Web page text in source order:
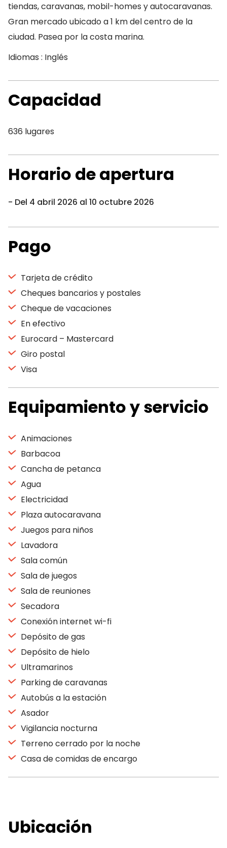
tiendas, caravanas, mobil-homes y autocaravanas.
Gran mercado ubicado a 1 km del centro de la
ciudad. Pasea por la costa marina.
Idiomas : Inglés
Capacidad
636 lugares
Horario de apertura
Del 4 abril 2026 al 10 octubre 2026
Pago
Tarjeta de crédito
Cheques bancarios y postales
Cheque de vacaciones
En efectivo
Eurocard – Mastercard
Giro postal
Visa
Equipamiento y servicio
Animaciones
Barbacoa
Cancha de petanca
Agua
Electricidad
Plaza autocaravana
Juegos para niños
Lavadora
Sala común
Sala de juegos
Sala de reuniones
Secadora
Conexión internet wi-fi
Depósito de gas
Depósito de hielo
Ultramarinos
Parking de caravanas
Autobús a la estación
Asador
Vigilancia nocturna
Terreno cerrado por la noche
Casa de comidas de encargo
Ubicación